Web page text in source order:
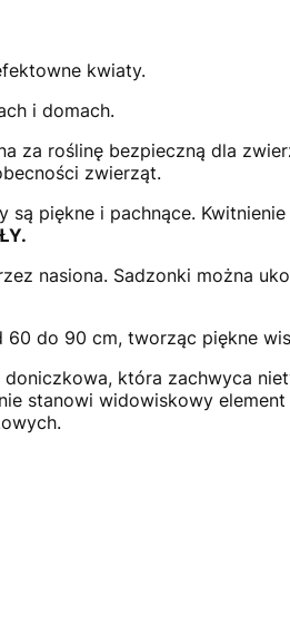
kwiaty.
i domach.
za roślinę bezpieczną dla
zwierząt.
piękne i pachnące.
nasiona. Sadzonki można
60 do 90 cm, tworząc piękne
która zachwyca
stanowi widowiskowy